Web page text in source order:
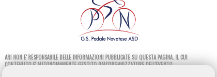
ARI NON E' RESPONSABILE DELLE INFORMAZIONI PUBBLICATE SU QUESTA PAGINA, IL CUI
CONTENUTO E' AUTONOMAMENTE GESTITO DALL'ORGANIZZATORE DELL'EVENTO.